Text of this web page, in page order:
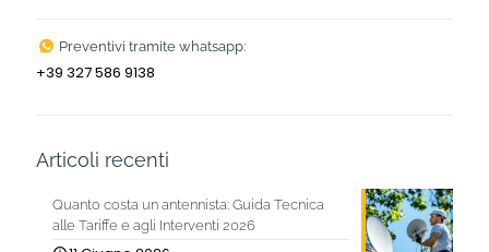
Preventivi tramite whatsapp:
+39 327 586 9138
Articoli recenti
Quanto costa un antennista: Guida Tecnica
alle Tariffe e agli Interventi 2026